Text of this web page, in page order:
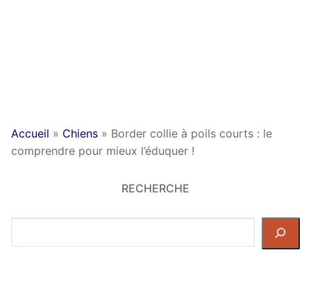
Accueil » Chiens » Border collie à poils courts : le
comprendre pour mieux l’éduquer !
RECHERCHE
dans